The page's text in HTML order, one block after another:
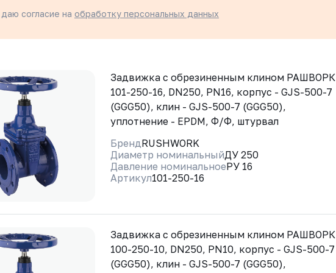
согласие на обработку персональных данных
Задвижка с обрезиненным клином РАШВОРК
101-250-16, DN250, PN16, корпус - GJS-500-7
(GGG50), клин - GJS-500-7 (GGG50),
уплотнение - EPDM, Ф/Ф, штурвал
БрендRUSHWORK
Диаметр номинальныйДУ 250
Давление номинальноеРУ 16
Артикул101-250-16
Задвижка с обрезиненным клином РАШВОРК
100-250-10, DN250, PN10, корпус - GJS-500-7
(GGG50), клин - GJS-500-7 (GGG50),